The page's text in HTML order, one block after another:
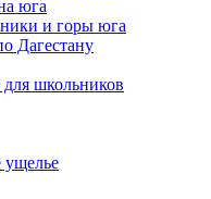
юга
и горы юга
Дагестану
школьников
ущелье